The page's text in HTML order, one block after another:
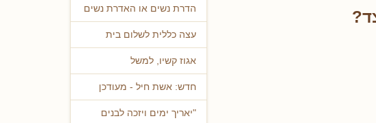
הדרת נשים או האדרת נשים
עצה כללית לשלום בית
אגוז קשיו, למשל
חדש: אשת חיל - מעודכן
"יאריך ימים ויזכה לבנים